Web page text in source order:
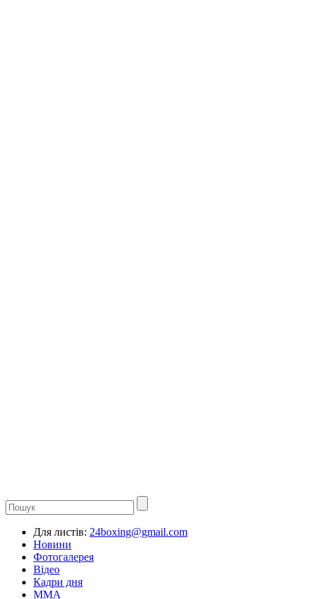
Для листів: 24boxing@gmail.com
Новини
Фотогалерея
Відео
Кадри дня
ММА